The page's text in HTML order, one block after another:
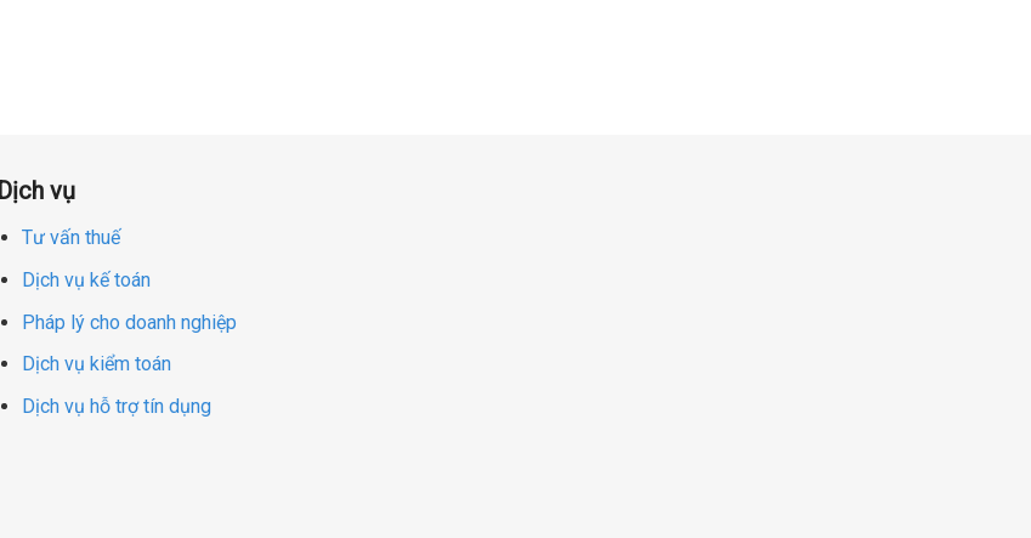
Dịch vụ
Tư vấn thuế
Dịch vụ kế toán
Pháp lý cho doanh nghiệp
Dịch vụ kiểm toán
Dịch vụ hỗ trợ tín dụng